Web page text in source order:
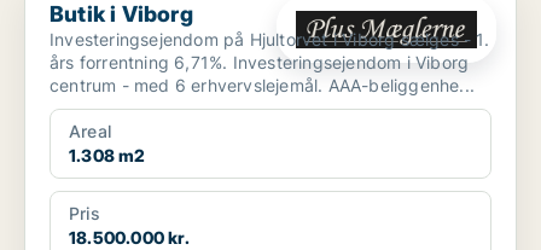
Butik i Viborg
Investeringsejendom på Hjultorvet i Viborg sælges - 1.
års forrentning 6,71%. Investeringsejendom i Viborg
centrum - med 6 erhvervslejemål. AAA-beliggenhe...
Areal
1.308 m2
Pris
18.500.000 kr.